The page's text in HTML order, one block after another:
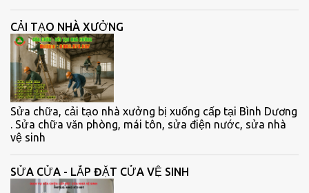
CẢI TẠO NHÀ XƯỞNG
Sửa chữa, cải tạo nhà xưởng bị xuống cấp tại Bình Dương
. Sửa chữa văn phòng, mái tôn, sửa điện nước, sửa nhà
vệ sinh
SỬA CỬA - LẮP ĐẶT CỬA VỆ SINH